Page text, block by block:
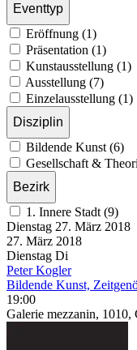
Eventtyp
Eröffnung (1)
Präsentation (1)
Kunstausstellung (1)
Ausstellung (7)
Einzelausstellung (1)
Disziplin
Bildende Kunst (6)
Gesellschaft &
Bezirk
1. Innere Stadt (9)
Dienstag 27. März 2018
27. März 2018
Dienstag Di
Peter Kogler
Bildende Kunst,
19:00
Galerie mezzanin, 1010,